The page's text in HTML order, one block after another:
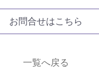
お問合せはこちら
一覧へ戻る